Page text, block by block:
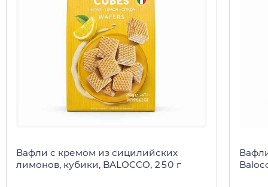
Вафли с кремом из сицилийских
лимонов, кубики, BALOCCO, 250 г